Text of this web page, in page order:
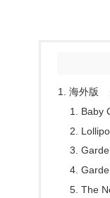
海外版
Baby
The